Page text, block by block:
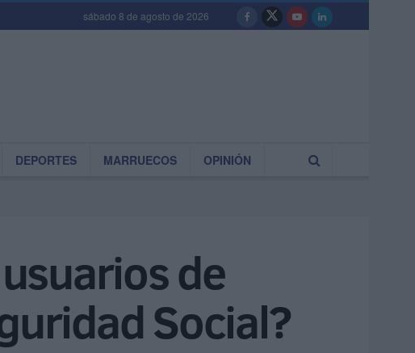
sábado 8 de agosto de 2026
DEPORTES MARRUECOS OPINIÓN
de
Social?